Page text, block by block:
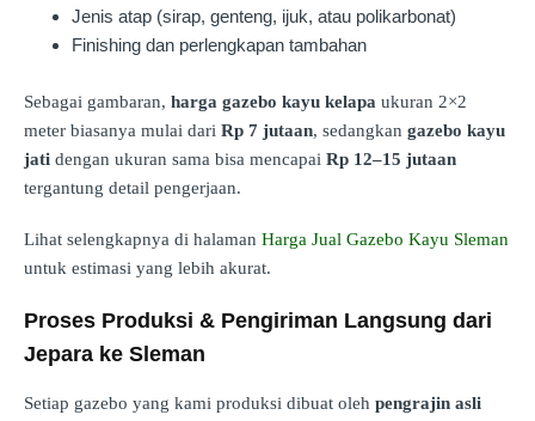
Jenis atap (sirap, genteng, ijuk, atau polikarbonat)
Finishing dan perlengkapan tambahan
Sebagai gambaran, harga gazebo kayu kelapa ukuran 2×2
meter biasanya mulai dari Rp 7 jutaan, sedangkan gazebo kayu
jati dengan ukuran sama bisa mencapai Rp 12–15 jutaan
tergantung detail pengerjaan.
Lihat selengkapnya di halaman Harga Jual Gazebo Kayu Sleman
untuk estimasi yang lebih akurat.
Proses Produksi & Pengiriman Langsung dari
Jepara ke Sleman
Setiap gazebo yang kami produksi dibuat oleh pengrajin asli